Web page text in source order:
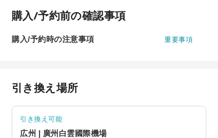
購入/予約前の確認事項
購入/予約時の注意事項 重要事項
引き換え場所
引き換え可能
広州 | 廣州白雲國際機場